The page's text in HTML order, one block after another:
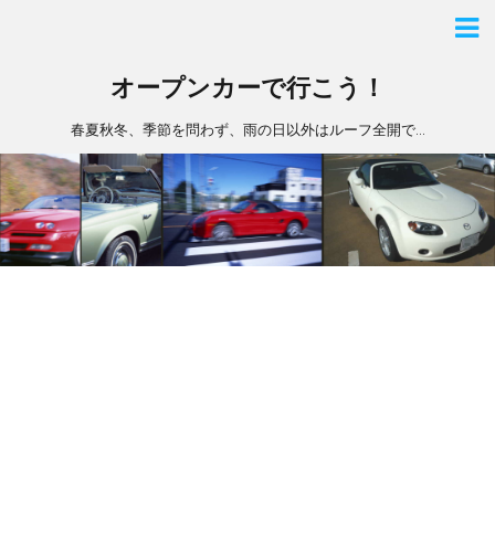
オープンカーで行こう！
春夏秋冬、季節を問わず、雨の日以外はルーフ全開で…